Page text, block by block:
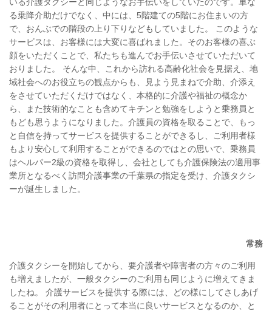
る乗降介助だけでなく、中には、5階建ての5階にお住まいの方
で、おんぶでの階段の上り下りなどもしていました。 このような
サービスは、お客様には大変に喜ばれました。そのお客様の喜ぶ
顔をいただくことで、私たちも進んでお手伝いさせていただいて
おりました。 そんな中、これから訪れる高齢化社会を見据え、地
域社会へのお役立ちの観点からも、見よう見まねで介助、介添え
をさせていただくだけではなく、本格的に介護や福祉の概念か
ら、また技術的なことも含めてキチンと勉強をしようと乗務員と
もども思うようになりました。介護員の資格を取ることで、もっ
と自信を持ってサービスを提供することができるし、ご利用者様
もより安心して利用することができるのではとの思いで、乗務員
はヘルパー2級の資格を取得し、会社としても介護保険法の適用事
業所となるべく訪問介護事業の千葉県の指定を受け、介護タクシ
ーが誕生しました。
常務
介護タクシーを開始してから、要介護者や障害者の方々のご利用
も増えましたが、一般タクシーのご利用も同じように増えてきま
したね。 介護サービスを提供する際には、どの様にしてさしあげ
ることがその利用者にとって本当に良いサービスとなるのか、と